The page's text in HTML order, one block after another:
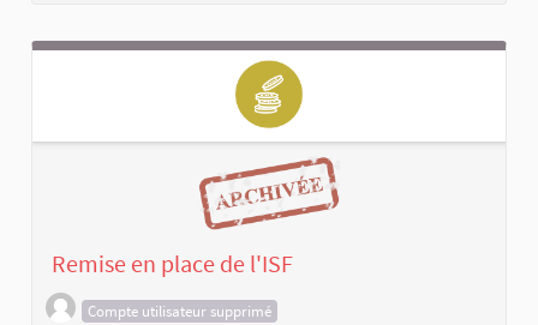
Remise en place de l'ISF
Compte utilisateur supprimé